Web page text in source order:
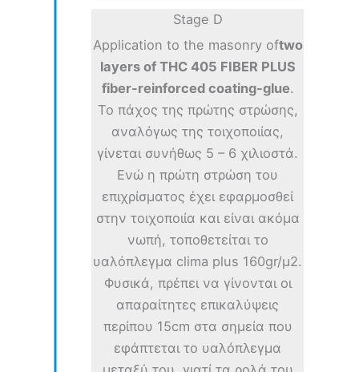
Stage D
Application to the masonry oftwo
layers of THC 405 FIBER PLUS
fiber-reinforced coating-glue.
Το πάχος της πρώτης στρώσης,
αναλόγως της τοιχοποιίας,
γίνεται συνήθως 5 – 6 χιλιοστά.
Ενώ η πρώτη στρώση του
επιχρίσματος έχει εφαρμοσθεί
στην τοιχοποιία και είναι ακόμα
νωπή, τοποθετείται το
υαλόπλεγμα clima plus 160gr/μ2.
Φυσικά, πρέπει να γίνονται οι
απαραίτητες επικαλύψεις
περίπου 15cm στα σημεία που
εφάπτεται το υαλόπλεγμα